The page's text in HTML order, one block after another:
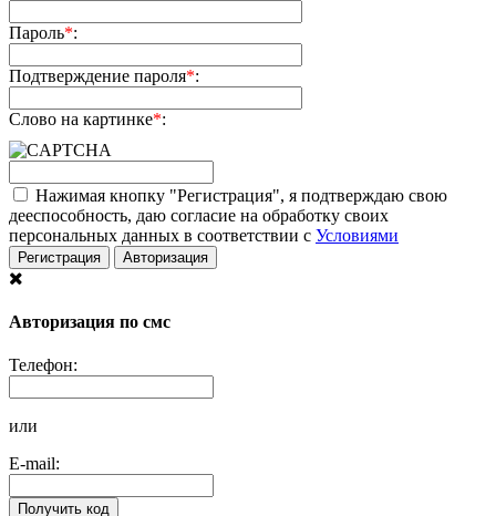
Пароль*:
Подтверждение пароля*:
Слово на картинке*:
Нажимая кнопку "Регистрация", я подтверждаю свою
дееспособность, даю согласие на обработку своих
персональных данных в соответствии с Условиями
Регистрация Авторизация
Авторизация по смс
Телефон:
или
E-mail:
Получить код